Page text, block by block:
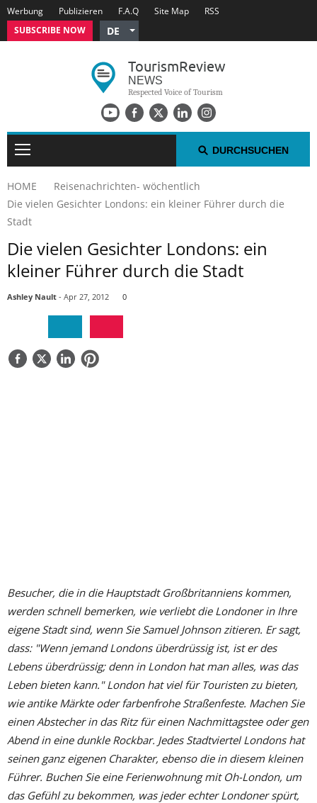
Werbung Publizieren F.A.Q Site Map RSS
DE
Czech
Russian
Polish
Arabic
French
Italian
SUBSCRIBE NOW
TourismReview
NEWS
Respected Voice of Tourism
REISENACHRICHTEN- WÖCHENTLICH
REISEN - TOP 10
KONTAKTIEREN SIE UNS
DURCHSUCHEN
HOME
Reisenachrichten- wöchentlich
Die vielen Gesichter Londons: ein kleiner Führer durch die
Stadt
Die vielen Gesichter Londons: ein
kleiner Führer durch die Stadt
Ashley Nault - Apr 27, 2012 0
Besucher, die in die Hauptstadt Großbritanniens kommen,
werden schnell bemerken, wie verliebt die Londoner in Ihre
eigene Stadt sind, wenn Sie Samuel Johnson zitieren. Er sagt,
dass: "Wenn jemand Londons überdrüssig ist, ist er des
Lebens überdrüssig; denn in London hat man alles, was das
Leben bieten kann." London hat viel für Touristen zu bieten,
wie antike Märkte oder farbenfrohe Straßenfeste. Machen Sie
einen Abstecher in das Ritz für einen Nachmittagstee oder gen
Abend in eine dunkle Rockbar. Jedes Stadtviertel Londons hat
seinen ganz eigenen Charakter, ebenso die in diesem kleinen
Führer. Buchen Sie eine Ferienwohnung mit Oh-London, um
das Gefühl zu bekommen, was jeder echter Londoner spürt,